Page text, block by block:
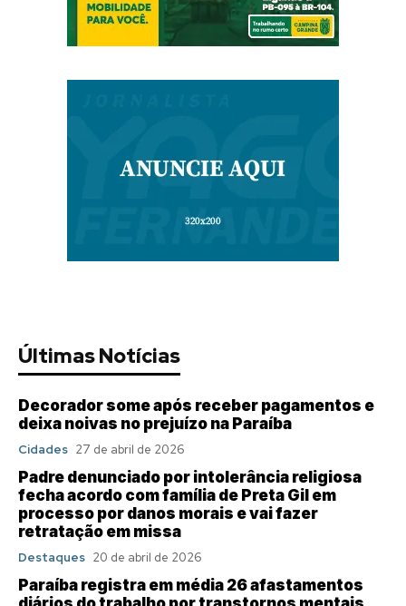
Últimas Notícias
Decorador some após receber pagamentos e
deixa noivas no prejuízo na Paraíba
Cidades 27 de abril de 2026
Padre denunciado por intolerância religiosa
fecha acordo com família de Preta Gil em
processo por danos morais e vai fazer
retratação em missa
Destaques 20 de abril de 2026
Paraíba registra em média 26 afastamentos